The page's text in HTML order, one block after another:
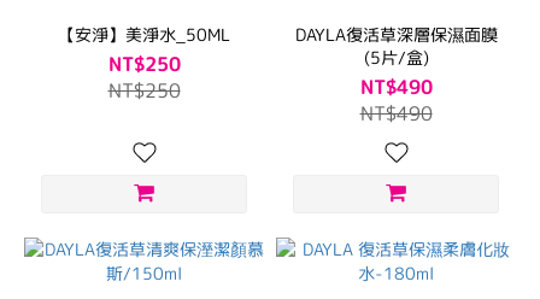
【安淨】美淨水_50ML
NT$250
NT$250
DAYLA復活草深層保濕面膜
(5片/盒)
NT$490
NT$490